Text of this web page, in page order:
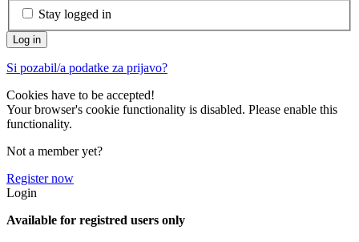
Stay logged in
Si pozabil/a podatke za prijavo?
Cookies have to be accepted!
Your browser's cookie functionality is disabled. Please enable this
functionality.
Not a member yet?
Register now
Login
Available for registred users only